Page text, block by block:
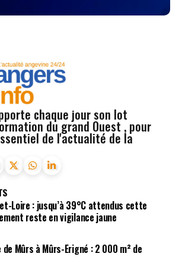
chaque jour son lot
du grand Ouest , pour
de l'actualité de la
Loire : jusqu’à 39°C attendus cette
reste en vigilance jaune
de Mûrs à Mûrs-Erigné : 2 000 m² de